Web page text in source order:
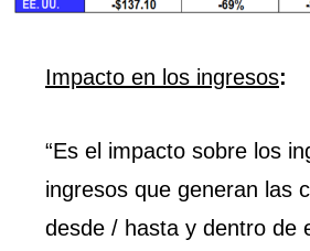
Impacto en los ingresos:
“Es el impacto sobre los
ingresos que generan las
desde / hasta y dentro de